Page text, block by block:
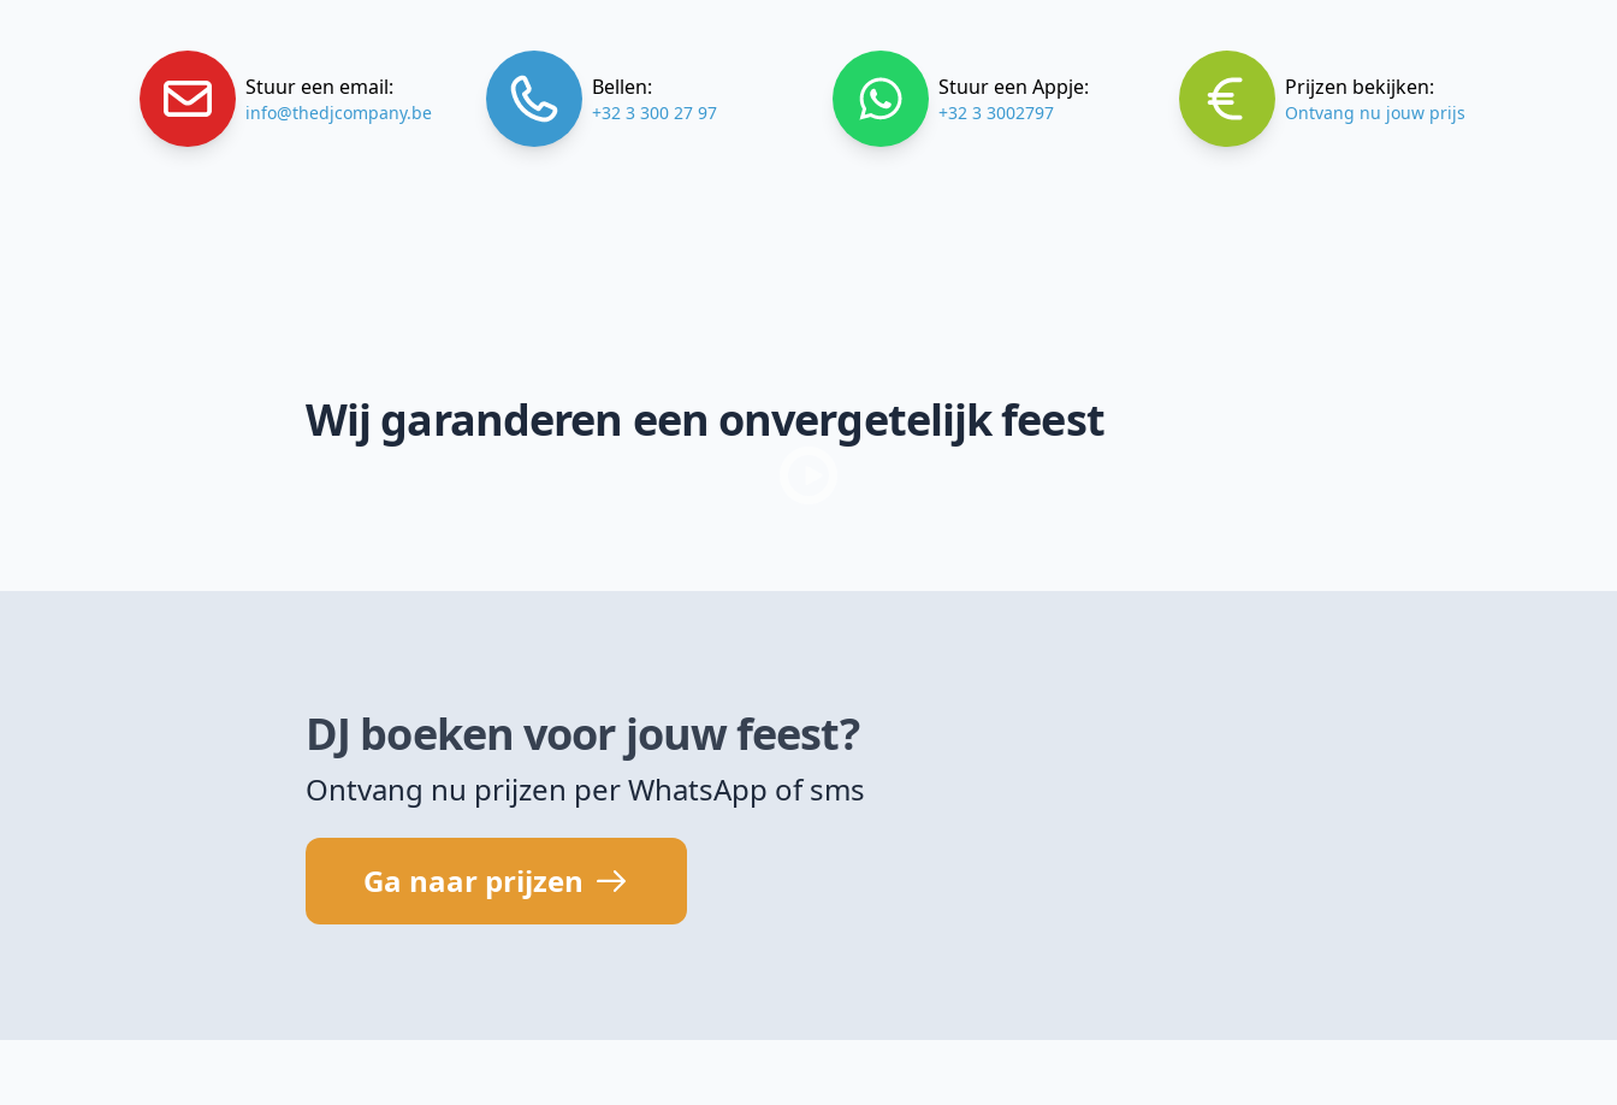
Stuur een email:
info@thedjcompany.be
Bellen:
+32 3 300 27 97
Stuur een Appje:
+32 3 3002797
Prijzen bekijken:
Ontvang nu jouw prijs
Wij garanderen een onvergetelijk feest
DJ boeken voor jouw feest?
Ontvang nu prijzen per WhatsApp of sms
Ga naar prijzen